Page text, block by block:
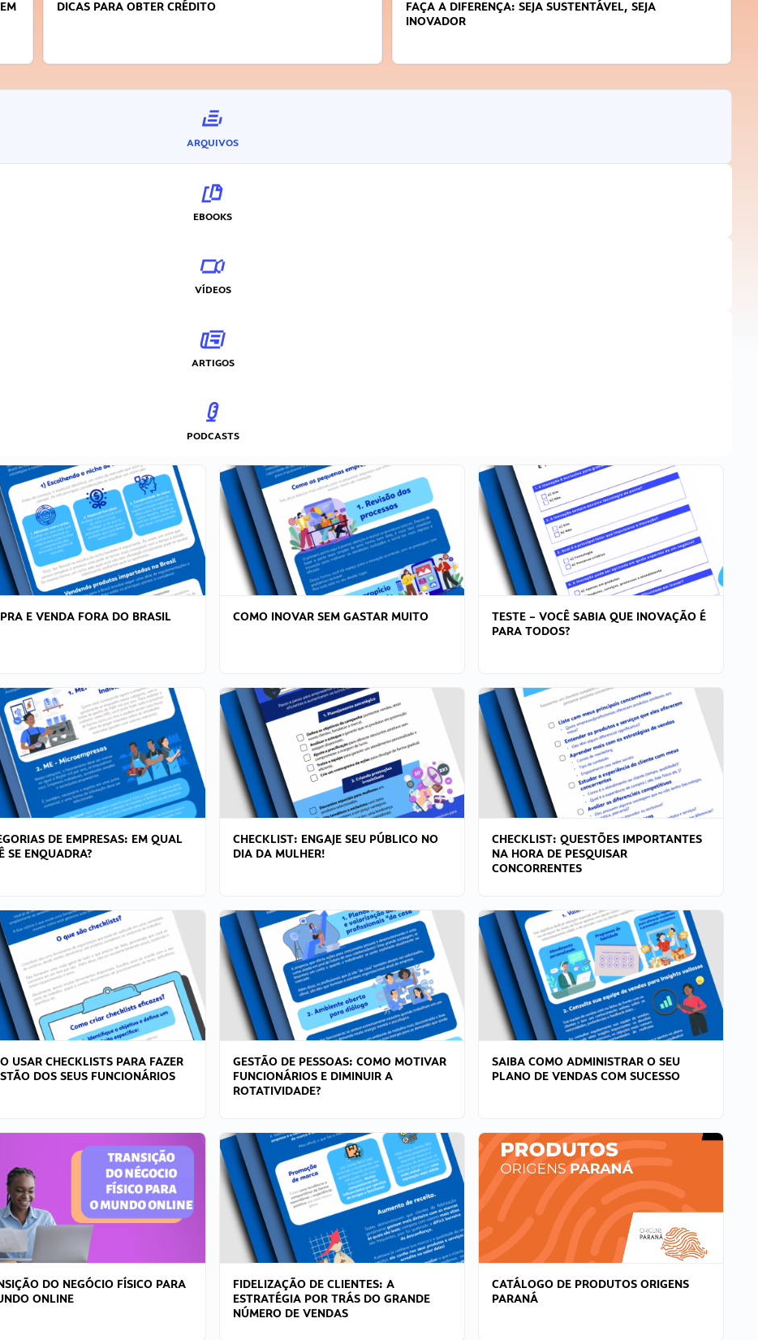
FAÇA A DIFERENÇA: SEJA SUSTENTÁVEL, SEJA
APRENDA A GERENCIAR O SEU TEMPO
ARQUIVOS
EBOOKS
VÍDEOS
ARTIGOS
PODCASTS
E VENDA FORA DO BRASIL COMO INOVAR SEM GASTAR MUITO
TESTE – VOCÊ SABIA QUE INOVAÇÃO É
PARA TODOS?
DE EMPRESAS: EM QUAL
SE ENQUADRA?
CHECKLIST: ENGAJE SEU PÚBLICO NO
DIA DA MULHER!
CHECKLIST: QUESTÕES IMPORTANTES
NA HORA DE PESQUISAR
CONCORRENTES
USAR CHECKLISTS PARA FAZER
DOS SEUS FUNCIONÁRIOS
GESTÃO DE PESSOAS: COMO MOTIVAR
FUNCIONÁRIOS E DIMINUIR A
ROTATIVIDADE?
SAIBA COMO ADMINISTRAR O SEU
PLANO DE VENDAS COM SUCESSO
DO NEGÓCIO FÍSICO PARA
ONLINE
FIDELIZAÇÃO DE CLIENTES: A
ESTRATÉGIA POR TRÁS DO GRANDE
NÚMERO DE VENDAS
CATÁLOGO DE PRODUTOS ORIGENS
PARANÁ